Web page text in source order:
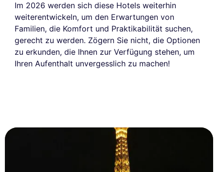
Im 2026 werden sich diese Hotels weiterhin
weiterentwickeln, um den Erwartungen von
Familien, die Komfort und Praktikabilität suchen,
gerecht zu werden. Zögern Sie nicht, die Optionen
zu erkunden, die Ihnen zur Verfügung stehen, um
Ihren Aufenthalt unvergesslich zu machen!